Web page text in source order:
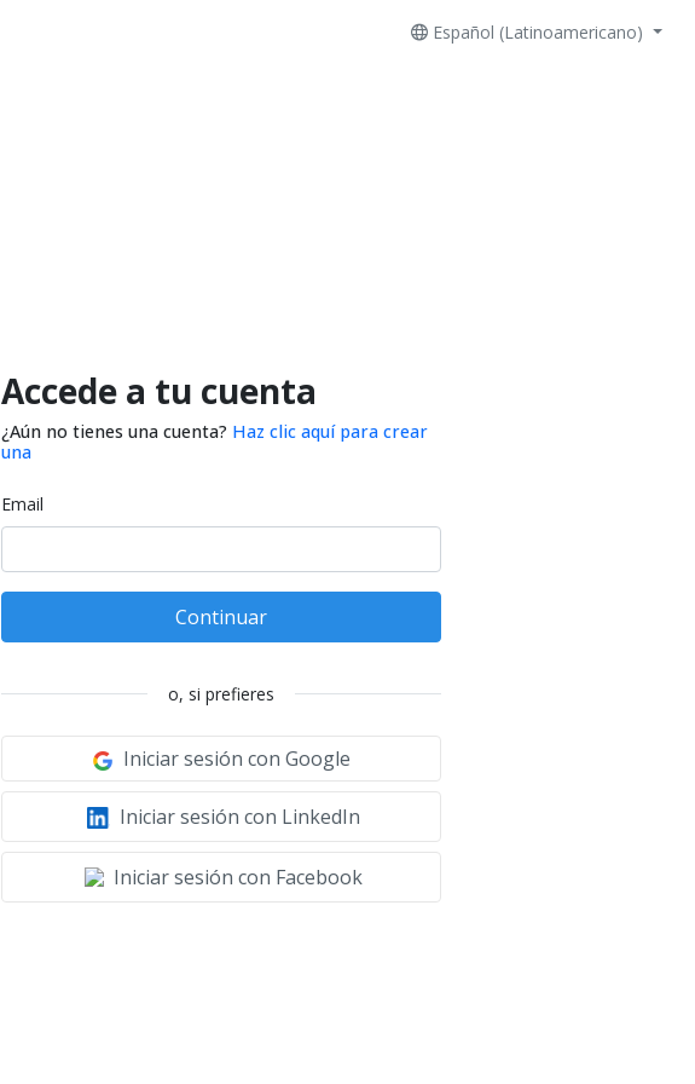
Español (Latinoamericano)
Accede a tu cuenta
¿Aún no tienes una cuenta? Haz clic aquí para crear
una
Email
Continuar
o, si prefieres
Iniciar sesión con Google
Iniciar sesión con LinkedIn
Iniciar sesión con Facebook